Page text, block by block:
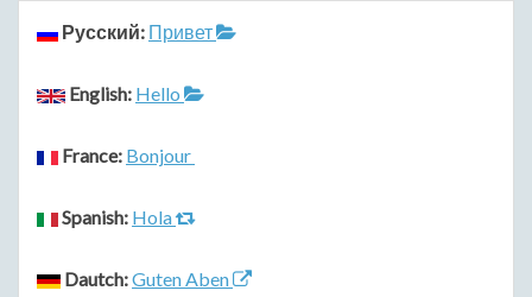
Русский: Привет
English: Hello
France: Bonjour
Spanish: Hola
Dautch:Guten Aben